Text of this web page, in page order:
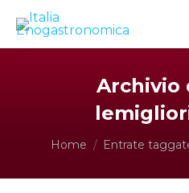
Archivio
Tu sei qui:
Home Entrate